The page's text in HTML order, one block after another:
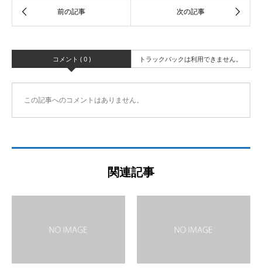
コメント ( 0 ) トラックバックは利用できません。
この記事へのコメントはありません。
関連記事